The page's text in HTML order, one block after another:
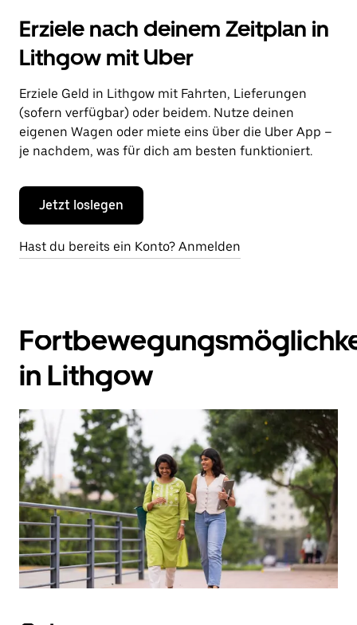
Erziele nach deinem Zeitplan in
Lithgow mit Uber
Erziele Geld in Lithgow mit Fahrten, Lieferungen
(sofern verfügbar) oder beidem. Nutze deinen
eigenen Wagen oder miete eins über die Uber App –
je nachdem, was für dich am besten funktioniert.
Jetzt loslegen
Hast du bereits ein Konto? Anmelden
in Lithgow